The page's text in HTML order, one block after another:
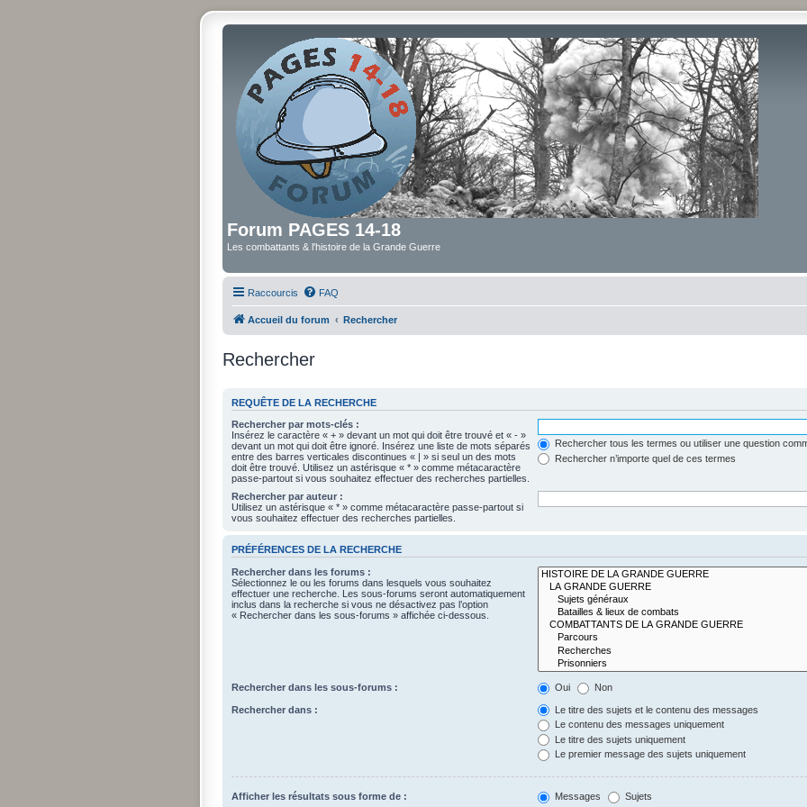
Forum PAGES 14-18
Les combattants & l'histoire de la Grande Guerre
Raccourcis FAQ
Accueil du forum Rechercher
Rechercher
REQUÊTE DE LA RECHERCHE
Rechercher par mots-clés :
Insérez le caractère « + » devant un mot qui doit être trouvé et « - »
devant un mot qui doit être ignoré. Insérez une liste de mots séparés
entre des barres verticales discontinues « | » si seul un des mots
doit être trouvé. Utilisez un astérisque « * » comme métacaractère
passe-partout si vous souhaitez effectuer des recherches partielles.
Rechercher tous les termes ou utiliser une question
Rechercher n’importe quel de ces termes
Rechercher par auteur :
Utilisez un astérisque « * » comme métacaractère passe-partout si
vous souhaitez effectuer des recherches partielles.
PRÉFÉRENCES DE LA RECHERCHE
Rechercher dans les forums :
Sélectionnez le ou les forums dans lesquels vous souhaitez
effectuer une recherche. Les sous-forums seront automatiquement
inclus dans la recherche si vous ne désactivez pas l’option
« Rechercher dans les sous-forums » affichée ci-dessous.
Rechercher dans les sous-forums : Oui Non
Rechercher dans :
Le titre des sujets et le contenu des messages
Le contenu des messages uniquement
Le titre des sujets uniquement
Le premier message des sujets uniquement
Afficher les résultats sous forme de : Messages Sujets